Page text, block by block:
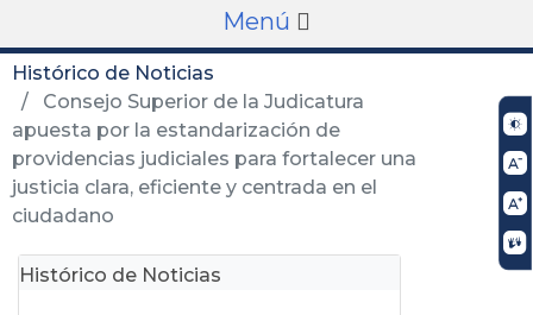
Menú
Histórico de Noticias
Consejo Superior de la Judicatura
apuesta por la estandarización de
providencias judiciales para fortalecer una
justicia clara, eficiente y centrada en el
ciudadano
Histórico de Noticias